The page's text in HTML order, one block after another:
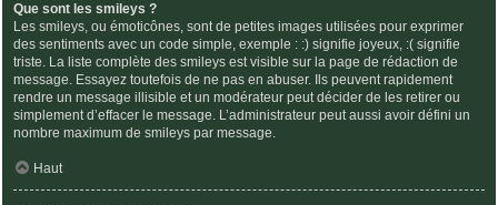
Que sont les smileys ?
Les smileys, ou émoticônes, sont de petites images utilisées pour exprimer
des sentiments avec un code simple, exemple : :) signifie joyeux, :( signifie
triste. La liste complète des smileys est visible sur la page de rédaction de
message. Essayez toutefois de ne pas en abuser. Ils peuvent rapidement
rendre un message illisible et un modérateur peut décider de les retirer ou
simplement d’effacer le message. L’administrateur peut aussi avoir défini un
nombre maximum de smileys par message.
Haut